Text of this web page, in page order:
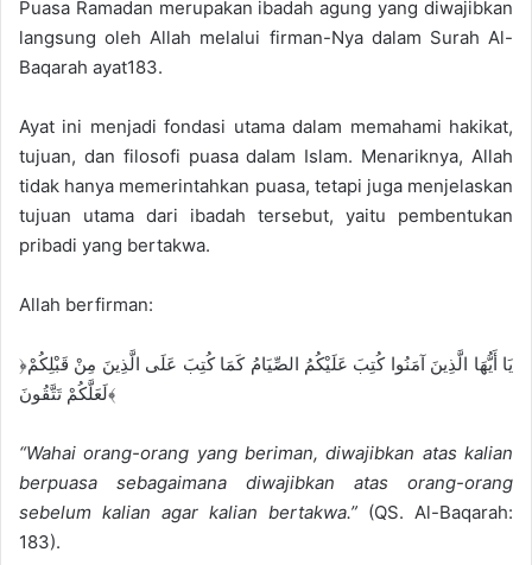
Puasa Ramadan merupakan ibadah agung yang diwajibkan
langsung oleh Allah melalui firman-Nya dalam Surah Al-
Baqarah ayat183.
Ayat ini menjadi fondasi utama dalam memahami hakikat,
tujuan, dan filosofi puasa dalam Islam. Menariknya, Allah
tidak hanya memerintahkan puasa, tetapi juga menjelaskan
tujuan utama dari ibadah tersebut, yaitu pembentukan
pribadi yang bertakwa.
Allah berfirman:
﴿يَا أَيُّهَا الَّذِينَ آمَنُوا كُتِبَ عَلَيْكُمُ الصِّيَامُ كَمَا كُتِبَ عَلَى الَّذِينَ مِنْ قَبْلِكُمْ
لَعَلَّكُمْ تَتَّقُونَ﴾
“Wahai orang-orang yang beriman, diwajibkan atas kalian
berpuasa sebagaimana diwajibkan atas orang-orang
sebelum kalian agar kalian bertakwa.” (QS. Al-Baqarah:
183).